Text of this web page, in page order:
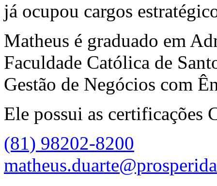
já ocupou cargos
Matheus é graduado em
Faculdade Católica de
Gestão de Negócios com
Ele possui as certificações
(81) 98202-8200